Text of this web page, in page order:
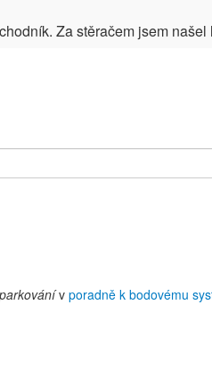
Za stěračem jsem
v poradně k bodovému